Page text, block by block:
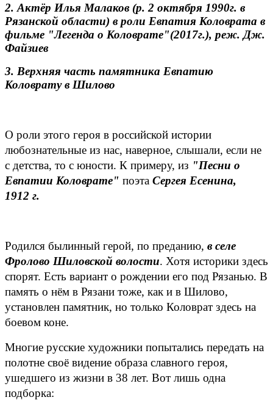
2. Актёр Илья Малаков (р. 2 октября 1990г. в
Рязанской области) в роли Евпатия Коловрата в
фильме "Легенда о Коловрате"(2017г.), реж. Дж.
Файзиев
3. Верхняя часть памятника Евпатию
Коловрату в Шилово
О роли этого героя в российской истории
любознательные из нас, наверное, слышали, если не
с детства, то с юности. К примеру, из "Песни о
Евпатии Коловрате" поэта Сергея Есенина,
1912 г.
Родился былинный герой, по преданию, в селе
Фролово Шиловской волости. Хотя историки здесь
спорят. Есть вариант о рождении его под Рязанью. В
память о нём в Рязани тоже, как и в Шилово,
установлен памятник, но только Коловрат здесь на
боевом коне.
Многие русские художники попытались передать на
полотне своё видение образа славного героя,
ушедшего из жизни в 38 лет. Вот лишь одна
подборка: